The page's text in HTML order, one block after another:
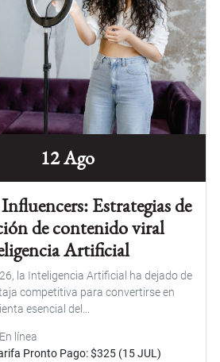
12 Ago
Estrategias de
de contenido viral
Artificial
la Inteligencia Artificial ha dejado de
competitiva para convertirse en
esencial del...
En línea
Pronto Pago: $325 (15 JUL)